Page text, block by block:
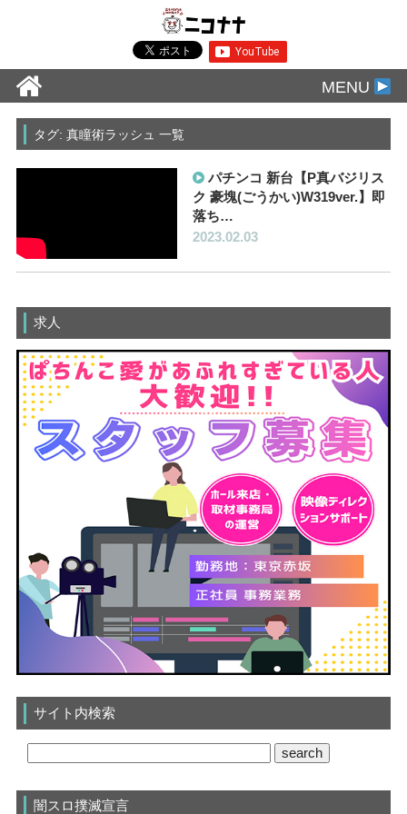
MENU
タグ: 真瞳術ラッシュ 一覧
パチンコ 新台【P真バジリス
ク 豪塊(ごうかい)W319ver.】即
落ち…
2023.02.03
求人
サイト内検索
闇スロ撲滅宣言